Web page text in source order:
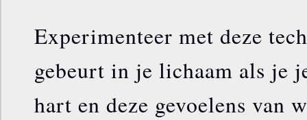
Experimenteer met deze
gebeurt in je lichaam als je
hart en deze gevoelens van